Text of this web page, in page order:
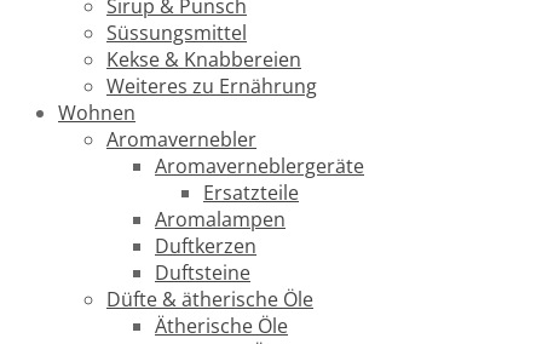
Sirup & Punsch
Süssungsmittel
Kekse & Knabbereien
Weiteres zu Ernährung
Wohnen
Aromavernebler
Aromaverneblergeräte
Ersatzteile
Aromalampen
Duftkerzen
Duftsteine
Düfte & ätherische Öle
Ätherische Öle